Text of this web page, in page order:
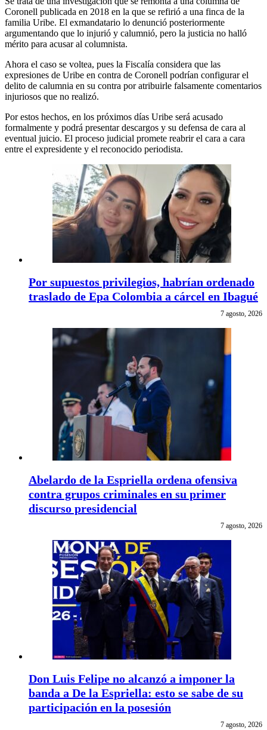
Coronell publicada en 2018 en la que se refirió a una finca de la
familia Uribe. El exmandatario lo denunció posteriormente
argumentando que lo injurió y calumnió, pero la justicia no halló
mérito para acusar al columnista.
Ahora el caso se voltea, pues la Fiscalía considera que las
expresiones de Uribe en contra de Coronell podrían configurar el
delito de calumnia en su contra por atribuirle falsamente comentarios
injuriosos que no realizó.
Por estos hechos, en los próximos días Uribe será acusado
formalmente y podrá presentar descargos y su defensa de cara al
eventual juicio. El proceso judicial promete reabrir el cara a cara
entre el expresidente y el reconocido periodista.
Por supuestos privilegios, habrían ordenado
traslado de Epa Colombia a cárcel en Ibagué
7 agosto, 2026
Abelardo de la Espriella ordena ofensiva
contra grupos criminales en su primer
discurso presidencial
7 agosto, 2026
Don Luis Felipe no alcanzó a imponer la
banda a De la Espriella: esto se sabe de su
participación en la posesión
7 agosto, 2026